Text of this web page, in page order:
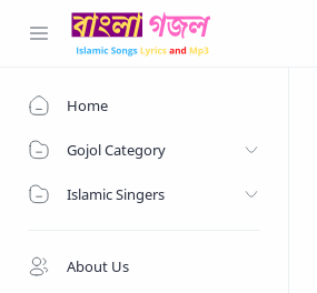
Home
Gojol Category
Islamic Singers
About Us